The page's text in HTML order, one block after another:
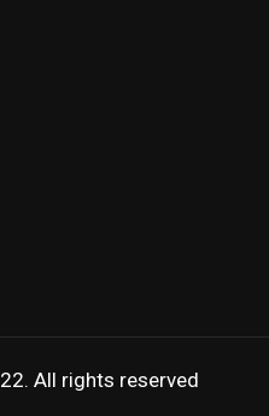
All rights reserved